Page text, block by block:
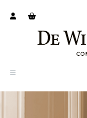
Productoverzicht
Over ons